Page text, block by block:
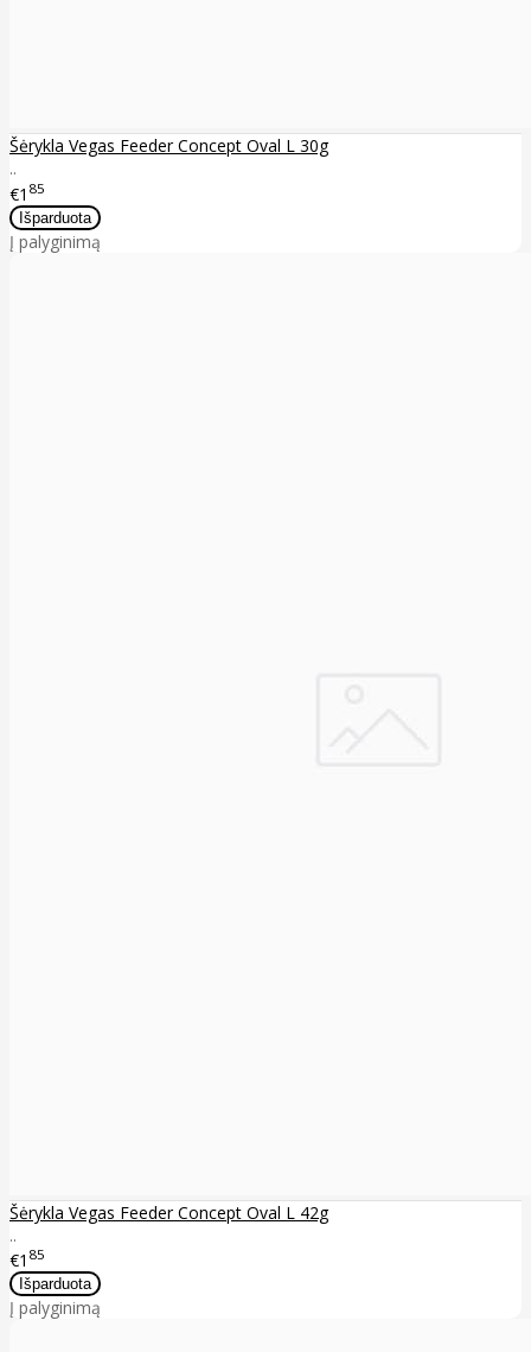
Šėrykla Vegas Feeder Concept Oval L 30g
..
€1 85
Į palyginimą
Šėrykla Vegas Feeder Concept Oval L 42g
..
€1 85
Į palyginimą